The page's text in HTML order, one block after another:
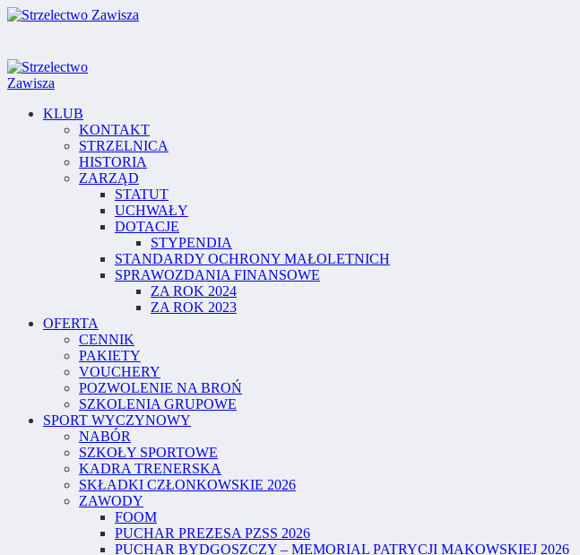
KLUB
KONTAKT
STRZELNICA
HISTORIA
ZARZĄD
STATUT
UCHWAŁY
DOTACJE
STYPENDIA
STANDARDY OCHRONY MAŁOLETNICH
SPRAWOZDANIA FINANSOWE
ZA ROK 2024
ZA ROK 2023
OFERTA
CENNIK
PAKIETY
VOUCHERY
POZWOLENIE NA BROŃ
SZKOLENIA GRUPOWE
SPORT WYCZYNOWY
NABÓR
SZKOŁY SPORTOWE
KADRA TRENERSKA
SKŁADKI CZŁONKOWSKIE 2026
ZAWODY
FOOM
PUCHAR PREZESA PZSS 2026
PUCHAR BYDGOSZCZY – MEMORIAL PATRYCJI MAKOWSKIEJ 2026